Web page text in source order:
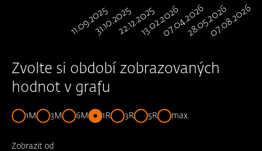
11.09.202531.10.202522.12.202513.02.202607.04.202628.05.202607.08.2026
Zvolte si období zobrazovaných
hodnot v grafu
1M 3M 6M 1R 3R 5R max.
Zobrazit od